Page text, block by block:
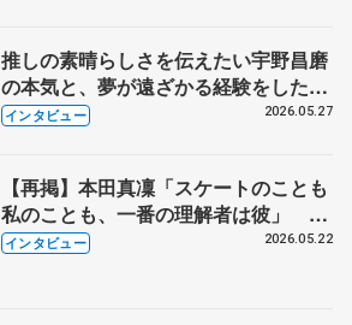
推しの素晴らしさを伝えたい宇野昌磨
の本気と、夢が遠ざかる経験をした本
田真凜の覚悟
インタビュー 2026.05.27
【再掲】本田真凜「スケートのことも
私のことも、一番の理解者は彼」 引
退時の単独インタビューで語った競技
インタビュー 2026.05.22